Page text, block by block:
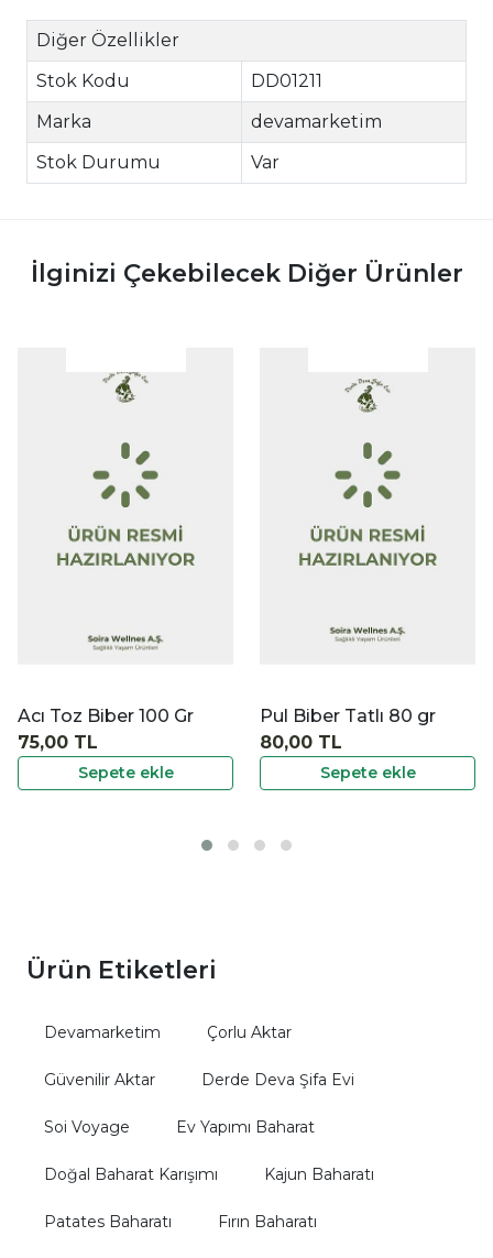
Diğer Özellikler
Stok Kodu
DD01211
Marka
devamarketim
Stok Durumu
Var
İlginizi Çekebilecek Diğer Ürünler
Acı Toz Biber 100 Gr
Sepete ekle
75,00 TL
Pul Biber Tatlı 80 gr
Sepete ekle
80,00 TL
Ürün Etiketleri
Devamarketim Çorlu Aktar
Güvenilir Aktar Derde Deva Şifa Evi
Soi Voyage Ev Yapımı Baharat
Doğal Baharat Karışımı Kajun Baharatı
Patates Baharatı Fırın Baharatı